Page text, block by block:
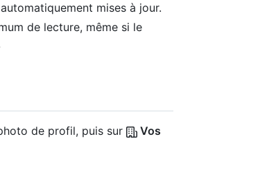
mises à jour.
de lecture, même si le
de profil, puis sur
Vos